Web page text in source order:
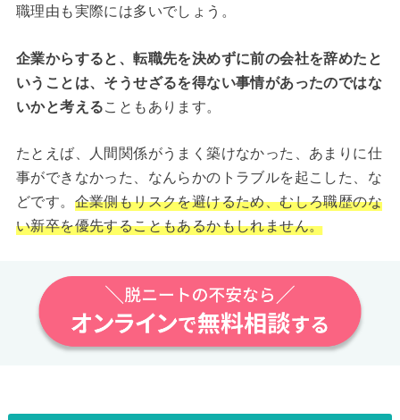
職理由も実際には多いでしょう。
企業からすると、転職先を決めずに前の会社を辞めたと
いうことは、そうせざるを得ない事情があったのではな
いかと考えることもあります。
たとえば、人間関係がうまく築けなかった、あまりに仕
事ができなかった、なんらかのトラブルを起こした、な
どです。 企業側もリスクを避けるため、むしろ職歴のな
い新卒を優先することもあるかもしれません。